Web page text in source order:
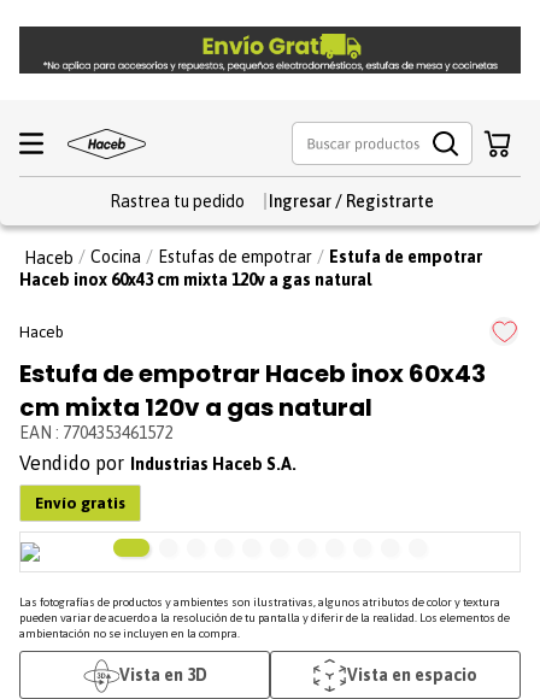
Rastrea tu pedido
Cocina Estufas de empotrar
Estufa de empotrar
Haceb inox 60x43 cm mixta 120v a gas natural
Haceb
Estufa de empotrar Haceb inox 60x43
cm mixta 120v a gas natural
EAN : 7704353461572
Industrias Haceb S.A.
Las fotografías de productos y ambientes son ilustrativas, algunos atributos de color y textura
pueden variar de acuerdo a la resolución de tu pantalla y diferir de la realidad. Los elementos de
ambientación no se incluyen en la compra.
Vista en 3D Vista en espacio